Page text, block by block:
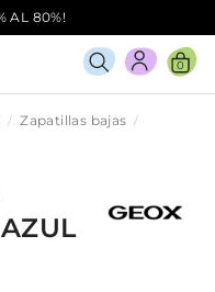
AL 80%!
0
Zapatillas bajas
AZUL